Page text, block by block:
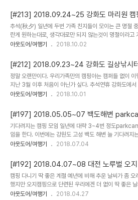
나의 방식으로 내 컨디션을 회복하는 “충전”의 시간이었
휴 이후 두번의 weekend를 Working Holiday로 보내
좋아지는 몸 컨디션 몸이 힘들다 보니 정신적 컨디션도 최
유지하지 못하는 상태가 되고... 최상의 업무효율을 내기
의 판단과 의사결정을 하기 위해서 좋은 대응으로 좋은 관
위해서 확실하게 내 ..
[#213] 2018.09.24~25 강화도 마리원 캠
추석(秋夕) 일년에 두번 가족 친지들이 모이는 큰 명절 중
란게 원하는대로, 생각대로만 되지 않는것이 명절이라고
만날 수 있는것은 아니라서 이번에는 대전에 홀로 계신 아
만에 딱 우리 네식구 가족캠핑을 마치고 예정되었던 처가
짧은 여행을 위해 약속된 장소로 이동한다. 처가식구들과
강화도여서 게다가 우리가 전날 머물렀던 곳에서 아주 가
적지가 있어서 약속시간까지 남는 시간에 전등사를 방문
절이지만 강화도의 정기를 받고 있는 곳이기에 우리가족
캠핑을 할 수 있게 시설을 만들어 놓은 느낌 잠잘 ..
아웃도어/여행기 2018.10.02
[#212] 2018.09.23~24 강화도 길상낚시
정말 오랜만이다. 우리가족만의 캠핑아는 캠퍼들 없이 이
지난 3월 이후 처음이 아닌가 싶다. 추석연휴 강화도에서
과의 캠핑과 석모도에서의 parkcamp 캠우캠핑이 약속
추기 위해서 바로 이어질 처가식구들과의 캠핑장소와 가
우리가 야영지로 선택한곳은 강화도의 길상낚시터강화
적당한 오지포인트도 없고 추석연휴라 캠핑장은 이미 예
는데다가 이곳 낚시터는 텐트야영이 되는곳이라 1박 머물
정 ​그 선택은 탁월했다. 조용한 낚시터에서조용한 시간을
감추지못하는고봉달jpg]​ 특히나 이번 캠핑에..
아웃도어/여행기 2018.10.01
[#197] 2018.05.05~07 백도해변
캠핑
기다려지는 캠핑 모임 ​일년에 대략 3~4번 정도
임을 한다. 이번에는 강원도 고성 백도 해변 ​늘 기다려지
parkcamp 모임그 매력은 무엇일까... 음. 생각나는 대로
만 노는것이 아니라그 지역의 많은 것들을 체험하고 즐긴
번 가는곳도 가보지 않았던 새로운 곳으로 가는 경우가 많
리가 바교적 먼 지역일지라도 장소만 괜찮다면 늘 OK 둘
지는 않는다.다들 캠핑을 일상처럼 즐기는 가족들이지만
지 않는다.보고싶고 그리워 질만할때쯤 한번씩 모임을 추
아웃도어/여행기 2018.07.04
[#192] 2018.04.07~08 대전 노루벌 오지
캠핑 다니기 딱 좋은 계절 예년에 비해 추운 날씨가 좀 오
했지만 오지캠핑으로 단련된 우리에겐 더 없이 딱 좋은
캠우들과 함께한지가 꽤 된지라 이번에는 대전 노루벌에
아웃도어/여행기 2018.04.27